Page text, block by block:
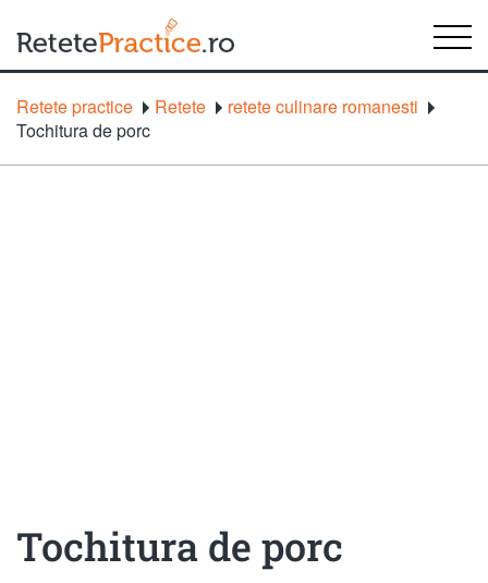
Retete practice Retete
retete culinare romanesti
Tochitura de porc
Tochitura de porc